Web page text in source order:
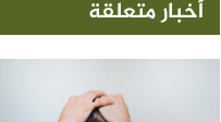
أخبار متعلقة